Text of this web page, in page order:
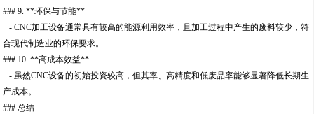
### 9. **环保与节能**
- CNC加工设备通常具有较高的能源利用效率，且加工过程中产生的废料较少，符
合现代制造业的环保要求。
### 10. **高成本效益**
- 虽然CNC设备的初始投资较高，但其率、高精度和低废品率能够显著降低长期生
产成本。
### 总结